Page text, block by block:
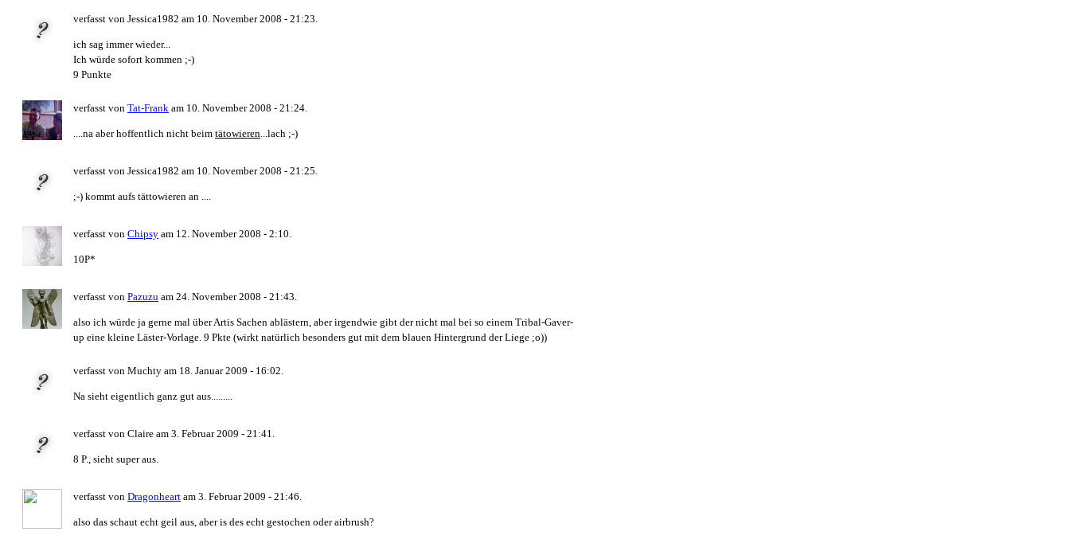
verfasst von Jessica1982 am 10. November 2008 - 21:23.
ich sag immer wieder...
Ich würde sofort kommen ;-)
9 Punkte
verfasst von Tat-Frank am 10. November 2008 - 21:24.
....na aber hoffentlich nicht beim tätowieren ...lach ;-)
verfasst von Jessica1982 am 10. November 2008 - 21:25.
;-) kommt aufs tättowieren an ....
verfasst von Chipsy am 12. November 2008 - 2:10.
10P*
verfasst von Pazuzu am 24. November 2008 - 21:43.
also ich würde ja gerne mal über Artis Sachen ablästern, aber irgendwie gibt der nicht mal bei so einem Tribal-Gaver-
up eine kleine Läster-Vorlage. 9 Pkte (wirkt natürlich besonders gut mit dem blauen Hintergrund der Liege ;o))
verfasst von Muchty am 18. Januar 2009 - 16:02.
Na sieht eigentlich ganz gut aus.........
verfasst von Claire am 3. Februar 2009 - 21:41.
8 P., sieht super aus.
verfasst von Dragonheart am 3. Februar 2009 - 21:46.
also das schaut echt geil aus, aber is des echt gestochen oder airbrush?